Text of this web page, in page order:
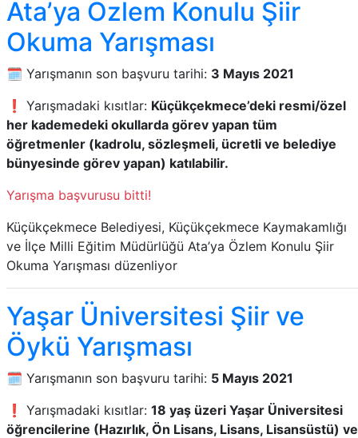
Ata’ya Özlem Konulu Şiir
Okuma Yarışması
🗓️ Yarışmanın son başvuru tarihi: 3 Mayıs 2021
❗ Yarışmadaki kısıtlar: Küçükçekmece’deki resmi/özel
her kademedeki okullarda görev yapan tüm
öğretmenler (kadrolu, sözleşmeli, ücretli ve belediye
bünyesinde görev yapan) katılabilir.
Yarışma başvurusu bitti!
Küçükçekmece Belediyesi, Küçükçekmece Kaymakamlığı
ve İlçe Milli Eğitim Müdürlüğü Ata’ya Özlem Konulu Şiir
Okuma Yarışması düzenliyor
Yaşar Üniversitesi Şiir ve
Öykü Yarışması
🗓️ Yarışmanın son başvuru tarihi: 5 Mayıs 2021
❗ Yarışmadaki kısıtlar: 18 yaş üzeri Yaşar Üniversitesi
öğrencilerine (Hazırlık, Ön Lisans, Lisans, Lisansüstü) ve